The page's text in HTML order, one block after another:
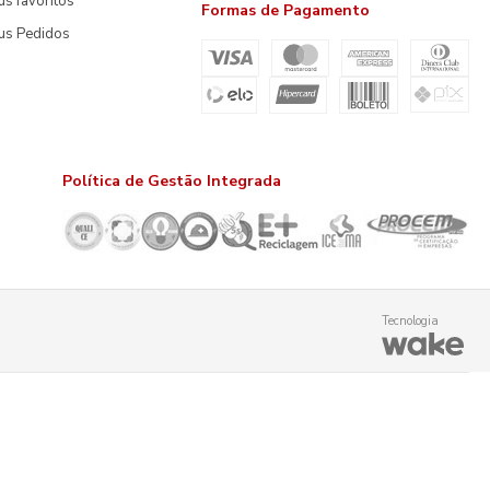
Pedidos
Formas de Pagamento
Política de Gestão Integrada
Tecnologia